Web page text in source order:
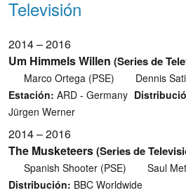
Televisión
2014 – 2016
Um Himmels Willen (Series de
Marco Ortega (PSE) Dennis
Estación: ARD - Germany
Jürgen Werner
2014 – 2016
The Musketeers(Series de
Spanish Shooter (PSE) Saul
Distribución: BBC Worldwide